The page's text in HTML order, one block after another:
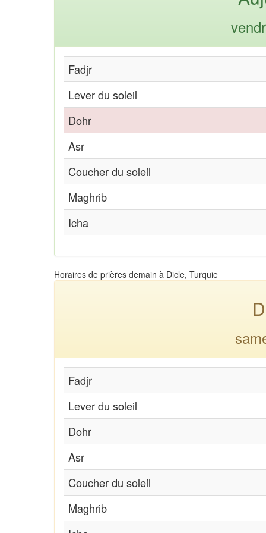
Fadjr
Lever du soleil
Dohr
Asr
Coucher du soleil
Maghrib
Icha
Horaires de prières demain à Dicle, Turquie
Fadjr
Lever du soleil
Dohr
Asr
Coucher du soleil
Maghrib